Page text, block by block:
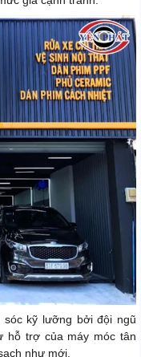
kỹ lưỡng bởi đội ngũ
hỗ trợ của máy móc tân
như mới.